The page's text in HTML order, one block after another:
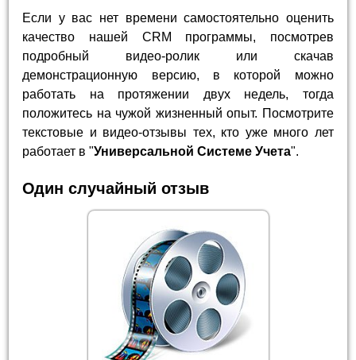
Если у вас нет времени самостоятельно оценить
качество нашей CRM программы, посмотрев
подробный видео-ролик или скачав
демонстрационную версию, в которой можно
работать на протяжении двух недель, тогда
положитесь на чужой жизненный опыт. Посмотрите
текстовые и видео-отзывы тех, кто уже много лет
работает в "Универсальной Системе Учета".
Один случайный отзыв